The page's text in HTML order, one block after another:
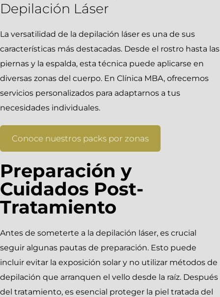
Depilación Láser
La versatilidad de la depilación láser es una de sus
características más destacadas. Desde el rostro hasta las
piernas y la espalda, esta técnica puede aplicarse en
diversas zonas del cuerpo. En Clínica MBA, ofrecemos
servicios personalizados para adaptarnos a tus
necesidades individuales.
Conoce nuestros packs por zonas
Preparación y
Cuidados Post-
Tratamiento
Antes de someterte a la depilación láser, es crucial
seguir algunas pautas de preparación. Esto puede
incluir evitar la exposición solar y no utilizar métodos de
depilación que arranquen el vello desde la raíz. Después
del tratamiento, es esencial proteger la piel tratada del